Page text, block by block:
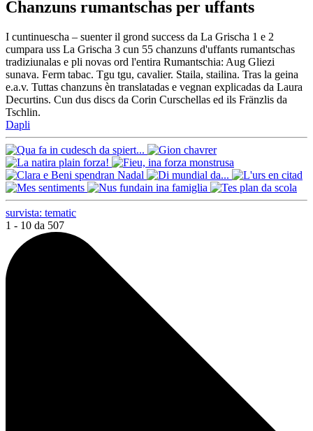
Chanzuns rumantschas per uffants
I cuntinuescha – suenter il grond success da La Grischa 1 e 2
cumpara uss La Grischa 3 cun 55 chanzuns d'uffants rumantschas
tradiziunalas e pli novas ord l'entira Rumantschia: Aug Gliezi
sunava. Ferm tabac. Tgu tgu, cavalier. Staila, stailina. Tras la geina
e.a.v. Tuttas chanzuns èn translatadas e vegnan explicadas da Laura
Decurtins. Cun dus discs da Corin Curschellas ed ils Fränzlis da
Tschlin.
Dapli
survista: tematic
1 - 10 da 507